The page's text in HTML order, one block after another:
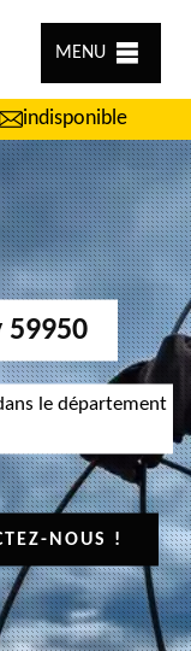
MENU
indisponible
le département
NOUS !